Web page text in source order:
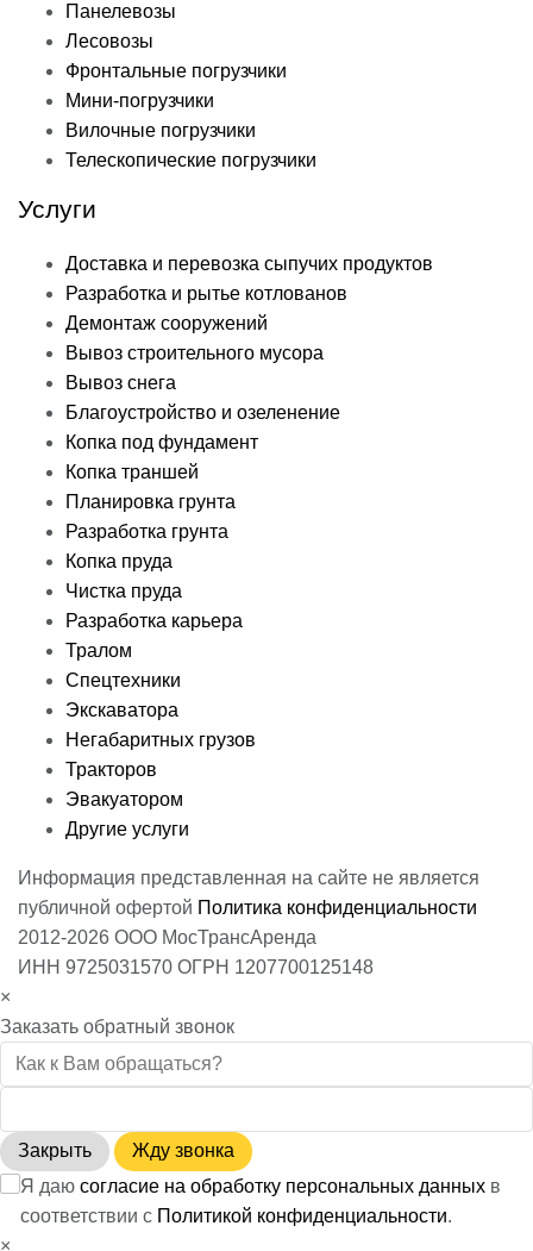
Панелевозы
Лесовозы
Фронтальные погрузчики
Мини-погрузчики
Вилочные погрузчики
Телескопические погрузчики
Услуги
Доставка и перевозка сыпучих продуктов
Разработка и рытье котлованов
Демонтаж сооружений
Вывоз строительного мусора
Вывоз снега
Благоустройство и озеленение
Копка под фундамент
Копка траншей
Планировка грунта
Разработка грунта
Копка пруда
Чистка пруда
Разработка карьера
Тралом
Спецтехники
Экскаватора
Негабаритных грузов
Тракторов
Эвакуатором
Другие услуги
Информация представленная на сайте не является
публичной офертой Политика конфиденциальности
2012-2026 ООО МосТрансАренда
ИНН 9725031570 ОГРН 1207700125148
×
Заказать обратный звонок
Закрыть
Жду звонка
Я даю согласие на обработку персональных данных в
соответствии с Политикой конфиденциальности.
×